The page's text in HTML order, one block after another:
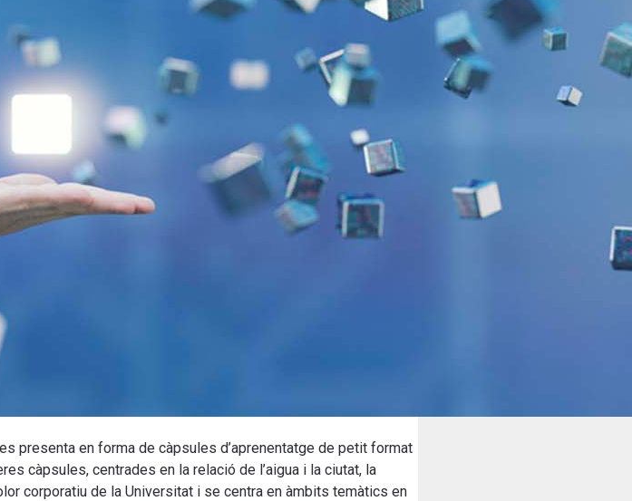
presenta en forma de càpsules d’aprenentatge de petit format
càpsules, centrades en la relació de l’aigua i la ciutat, la
corporatiu de la Universitat i se centra en àmbits temàtics en